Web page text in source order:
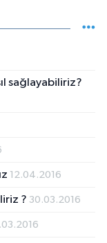
sağlayabiliriz?
12.04.2016
? 30.03.2016